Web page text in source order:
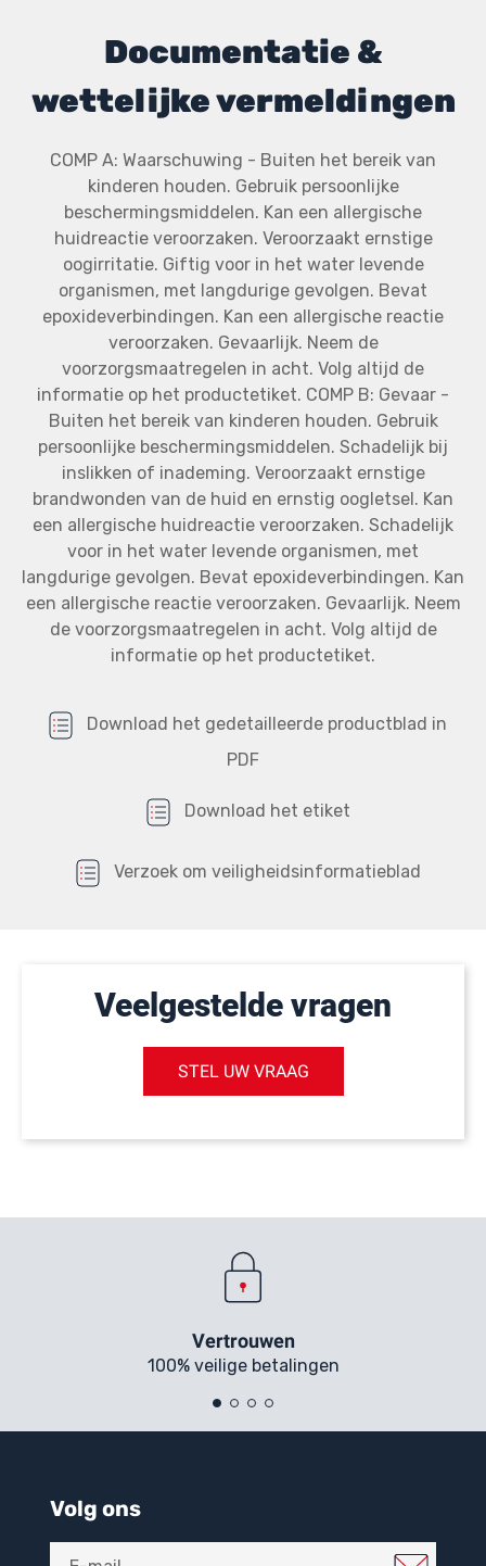
Documentatie &
wettelijke vermeldingen
COMP A: Waarschuwing - Buiten het bereik van
kinderen houden. Gebruik persoonlijke
beschermingsmiddelen. Kan een allergische
huidreactie veroorzaken. Veroorzaakt ernstige
oogirritatie. Giftig voor in het water levende
organismen, met langdurige gevolgen. Bevat
epoxideverbindingen. Kan een allergische reactie
veroorzaken. Gevaarlijk. Neem de
voorzorgsmaatregelen in acht. Volg altijd de
informatie op het productetiket. COMP B: Gevaar -
Buiten het bereik van kinderen houden. Gebruik
persoonlijke beschermingsmiddelen. Schadelijk bij
inslikken of inademing. Veroorzaakt ernstige
brandwonden van de huid en ernstig oogletsel. Kan
een allergische huidreactie veroorzaken. Schadelijk
voor in het water levende organismen, met
langdurige gevolgen. Bevat epoxideverbindingen. Kan
een allergische reactie veroorzaken. Gevaarlijk. Neem
de voorzorgsmaatregelen in acht. Volg altijd de
informatie op het productetiket.
Download het gedetailleerde productblad in
PDF
Download het etiket
Verzoek om veiligheidsinformatieblad
Veelgestelde vragen
STEL UW VRAAG
Vertrouwen
100% veilige betalingen
Volg ons